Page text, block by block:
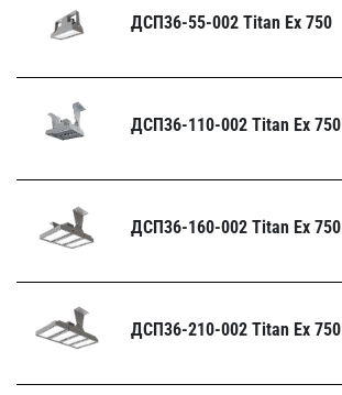
ДСП36-55-002 Titan Ех 750
ДСП36-110-002 Titan Ех 750
ДСП36-160-002 Titan Ех 750
ДСП36-210-002 Titan Ех 750